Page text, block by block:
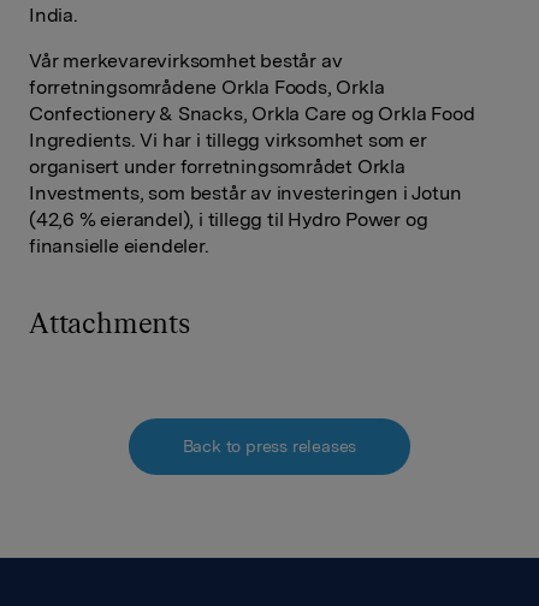
India.
Vår merkevarevirksomhet består av
forretningsområdene Orkla Foods, Orkla
Confectionery & Snacks, Orkla Care og Orkla Food
Ingredients. Vi har i tillegg virksomhet som er
organisert under forretningsområdet Orkla
Investments, som består av investeringen i Jotun
(42,6 % eierandel), i tillegg til Hydro Power og
finansielle eiendeler.
Attachments
Back to press releases